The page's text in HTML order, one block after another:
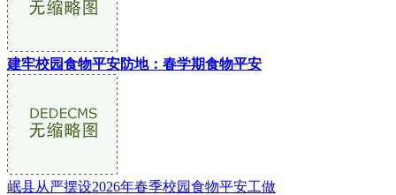
建牢校园食物平安防地：春学期食物平安
岷县从严摆设2026年春季校园食物平安工做